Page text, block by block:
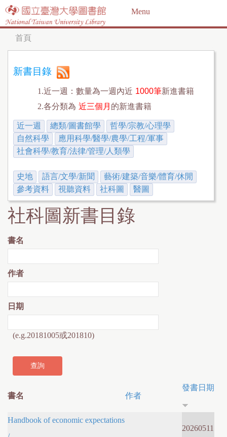
Jump to navigation
Menu
您
在
首頁
新書目錄
1.近一週：數量為一週內近 1000筆新進書籍
2.各分類為 近三個月 的新進書籍
近一週 總類/圖書館學
哲學/宗教/心理學
自然科學
應用科學/醫學/農學/工程/軍事
社會科學/教育/法律/管理/人類學
史地 語言/文學/新聞
藝術/建築/音樂/體育/休閒
參考資料
視聽資料 社科圖 醫圖
社科圖新書目錄
書名
作者
日期
(e.g.20181005或201810)
書名 作者
發書日期
Handbook of economic expectations
20260511